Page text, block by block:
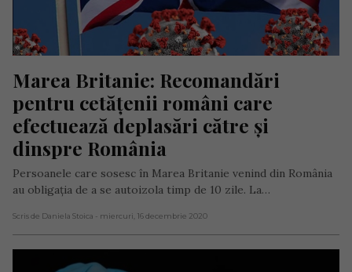
Marea Britanie: Recomandări
pentru cetățenii români care
efectuează deplasări către și
dinspre România
Persoanele care sosesc în Marea Britanie venind din România
au obligația de a se autoizola timp de 10 zile. La…
Scris de Daniela Stoica - miercuri, 16 decembrie 2020